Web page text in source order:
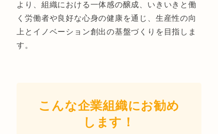
より、組織における一体感の醸成、いきいきと働
く労働者や良好な心身の健康を通じ、生産性の向
上とイノベーション創出の基盤づくりを目指しま
す。
こんな企業組織にお勧め
します！